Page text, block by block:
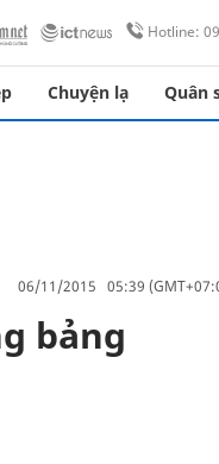
Hotline:
Chuyện lạ Quân
06/11/2015 05:39
bảng